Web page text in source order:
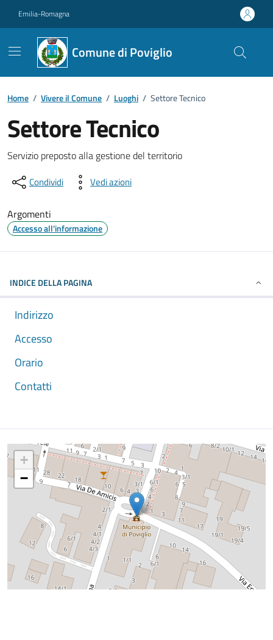
Emilia-Romagna
Comune di Poviglio
Home / Vivere il Comune / Luoghi / Settore Tecnico
Settore Tecnico
Descrizione
Servizio preposto alla gestione del territorio
Condividi Vedi azioni
Argomenti
Accesso all'informazione
INDICE DELLA PAGINA
Indirizzo
Accesso
Orario
Contatti
Mappa
+
−